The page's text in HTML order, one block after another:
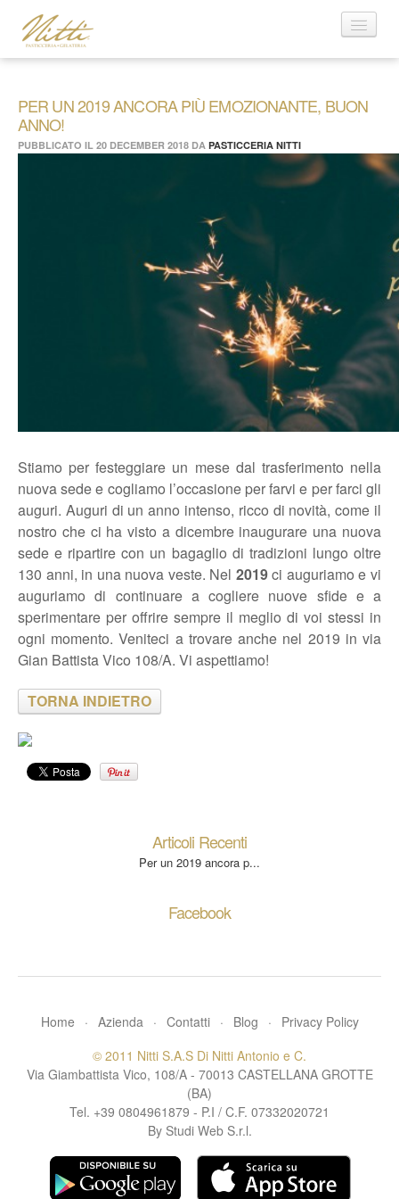
Contatti
PER UN 2019 ANCORA PIÙ EMOZIONANTE, BUON
ANNO!
PUBBLICATO IL 20 DECEMBER 2018 DA PASTICCERIA NITTI
Stiamo per festeggiare un mese dal trasferimento nella
nuova sede e cogliamo l’occasione per farvi e per farci gli
auguri. Auguri di un anno intenso, ricco di novità, come il
nostro che ci ha visto a dicembre inaugurare una nuova
sede e ripartire con un bagaglio di tradizioni lungo oltre
130 anni, in una nuova veste. Nel 2019ci auguriamo e vi
auguriamo di continuare a cogliere nuove sfide e a
sperimentare per offrire sempre il meglio di voi stessi in
ogni momento. Veniteci a trovare anche nel 2019 in via
Gian Battista Vico 108/A. Vi aspettiamo!
TORNA INDIETRO
Articoli Recenti
Per un 2019 ancora p...
Facebook
Home · Azienda · Contatti · Blog ·
Privacy Policy
© 2011 Nitti S.A.S Di Nitti Antonio e C.
Via Giambattista Vico, 108/A - 70013 CASTELLANA GROTTE
(BA)
Tel. +39 0804961879 - P.I / C.F. 07332020721
By Studi Web S.r.l.